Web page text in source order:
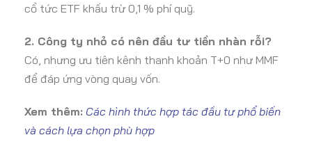
cổ tức ETF khấu trừ 0,1 % phí quỹ.
2. Công ty nhỏ có nên đầu tư tiền nhàn rỗi?
Có, nhưng ưu tiên kênh thanh khoản T+0 như MMF
để đáp ứng vòng quay vốn.
Xem thêm: Các hình thức hợp tác đầu tư phổ biến
và cách lựa chọn phù hợp